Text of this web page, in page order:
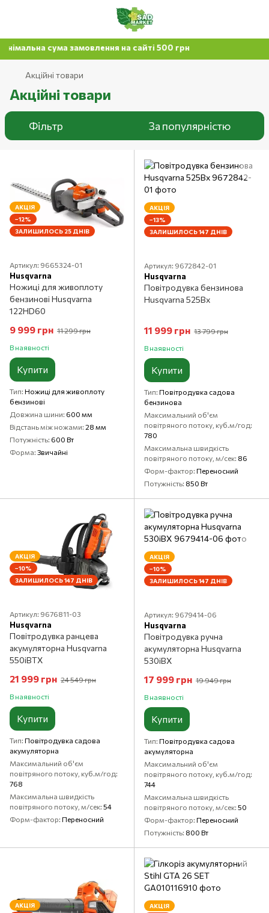
сума замовлення на сайті 500 грн
Акційні товари
Акційні товари
Фільтр За популярністю
АКЦІЯ
−12%
ЗАЛИШИЛОСЬ 25 ДНІВ
Артикул: 9665324-01
Husqvarna
Ножиці для живоплоту
бензинові Husqvarna
122HD60
9 999 грн 11 299 грн
В наявності
Купити
Тип Ножиці для живоплоту
бензинові
Довжина шини 600 мм
Відстань між ножами 28 мм
Потужність 600 Вт
Форма Звичайні
АКЦІЯ
−13%
ЗАЛИШИЛОСЬ 147 ДНІВ
Артикул: 9672842-01
Husqvarna
Повітродувка бензинова
Husqvarna 525Bx
11 999 грн 13 799 грн
В наявності
Купити
Тип Повітродувка садова
бензинова
Максимальний об'єм
повітряного потоку, куб.м/год
780
Максимальна швидкість
повітряного потоку, м/сек 86
Форм-фактор Переносний
Потужність 850 Вт
АКЦІЯ
−10%
ЗАЛИШИЛОСЬ 147 ДНІВ
Артикул: 9676811-03
Husqvarna
Повітродувка ранцева
акумуляторна Husqvarna
550iBTX
21 999 грн 24 549 грн
В наявності
Купити
Тип Повітродувка садова
акумуляторна
Максимальний об'єм
повітряного потоку, куб.м/год
768
Максимальна швидкість
повітряного потоку, м/сек 54
Форм-фактор Переносний
АКЦІЯ
−10%
ЗАЛИШИЛОСЬ 147 ДНІВ
Артикул: 9679414-06
Husqvarna
Повітродувка ручна
акумуляторна Husqvarna
530iBX
17 999 грн 19 949 грн
В наявності
Купити
Тип Повітродувка садова
акумуляторна
Максимальний об'єм
повітряного потоку, куб.м/год
744
Максимальна швидкість
повітряного потоку, м/сек 50
Форм-фактор Переносний
Потужність 800 Вт
АКЦІЯ
АКЦІЯ